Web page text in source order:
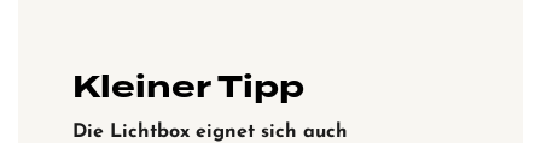
Kleiner Tipp
Die Lichtbox eignet sich auch